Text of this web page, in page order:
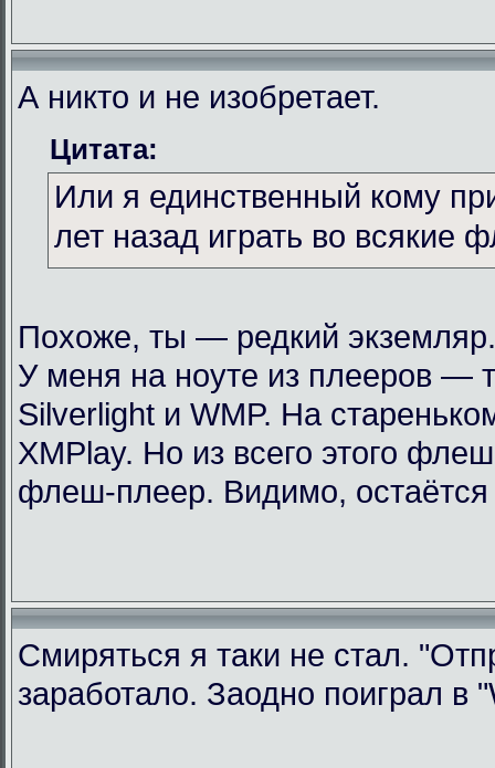
А никто и не изобретает.
Цитата:
Или я единственный кому
лет назад играть во всякие
Похоже, ты — редкий экземляр.
У меня на ноуте из плееров —
Silverlight и WMP. На
XMPlay. Но из всего этого
флеш-плеер. Видимо,
Смиряться я таки не стал.
заработало. Заодно поиграл в